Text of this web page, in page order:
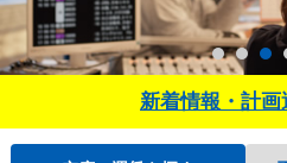
新着情報・計画